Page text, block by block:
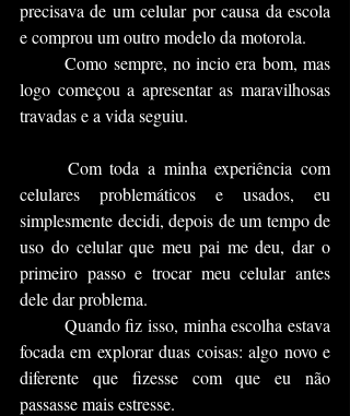
precisava de um celular por causa da escola
e comprou um outro modelo da motorola.
	Como sempre, no incio era bom, mas
logo começou a apresentar as maravilhosas
travadas e a vida seguiu.
celulares problemáticos e usados, eu
simplesmente decidi, depois de um tempo de
uso do celular que meu pai me deu, dar o
primeiro passo e trocar meu celular antes
dele dar problema.
focada em explorar duas coisas: algo novo e
diferente que fizesse com que eu não
passasse mais estresse.